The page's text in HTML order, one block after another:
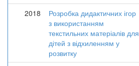
2018
Розробка дидактичних ігор
з використанням
текстильних матеріалів для
дітей з відхиленням у
розвитку